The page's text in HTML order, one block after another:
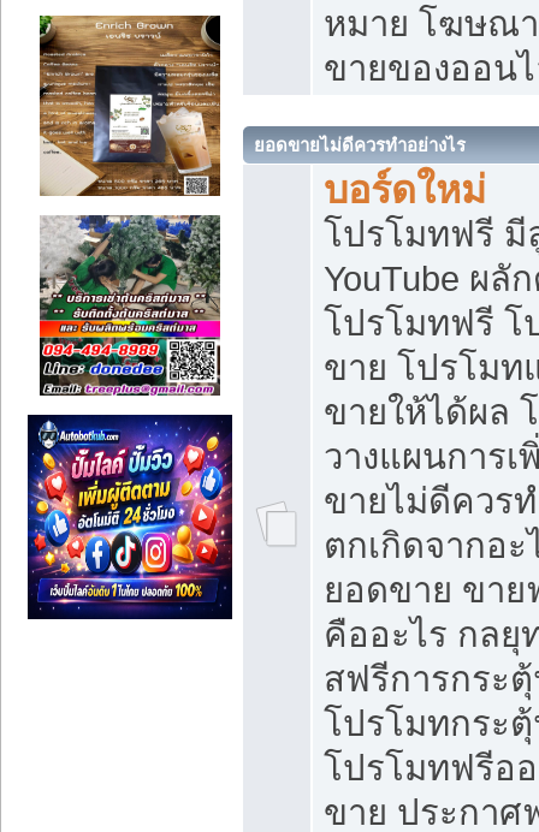
หมาย โฆษณ
ขายของออน
ยอดขายไม่ดีควรทำอย่างไร
บอร์ดใหม่
โปรโมทฟรี มี
YouTube ผลั
โปรโมทฟรี โ
ขาย โปรโมท
ขายให้ได้ผล
วางแผนการ
ขายไม่ดีควร
ตกเกิดจากอะ
ยอดขาย ขาย
คืออะไร กลยุ
สฟรีการกระ
โปรโมทกระ
โปรโมทฟรีอ
ขาย ประกาศ